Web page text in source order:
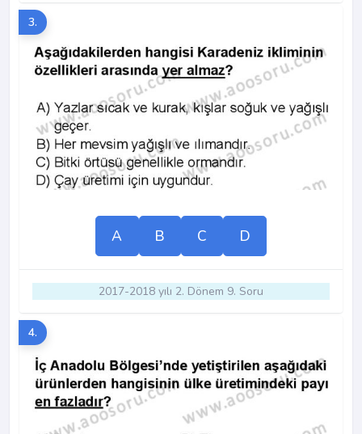
3.
A B C D
2017-2018 yılı 2. Dönem 9. Soru
4.